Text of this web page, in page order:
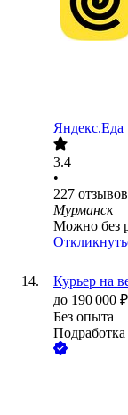
Яндекс.Еда
3.4
•
227 отзывов
Мурманск
Можно без
Курьер на
до 190 000 ₽
Без опыта
Подработка